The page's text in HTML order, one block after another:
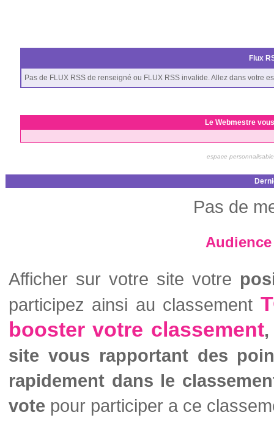
Flux
Pas de FLUX RSS de renseigné ou FLUX RSS invalide. Allez dans votre
Le Webmestre
espace
Pas de
Afficher sur votre site votre
participez ainsi au classement
booster votre classement,
site vous rapportant des
rapidement dans le
vote pour participer a ce